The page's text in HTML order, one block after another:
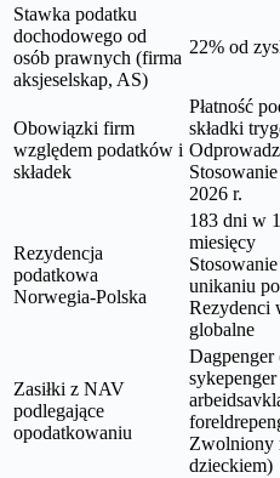
Stawka podatku
dochodowego od
osób prawnych (firma
aksjeselskap, AS)
22% od
Obowiązki firm
względem podatków i
składek
Płatność
składki
2026 r.
Rezydencja
podatkowa
Norwegia-Polska
183 dni w
miesięcy
unikaniu
Rezydenci
globalne
Zasiłki z NAV
podlegające
opodatkowaniu
Dagpenger
Zwolniony
dzieckiem)